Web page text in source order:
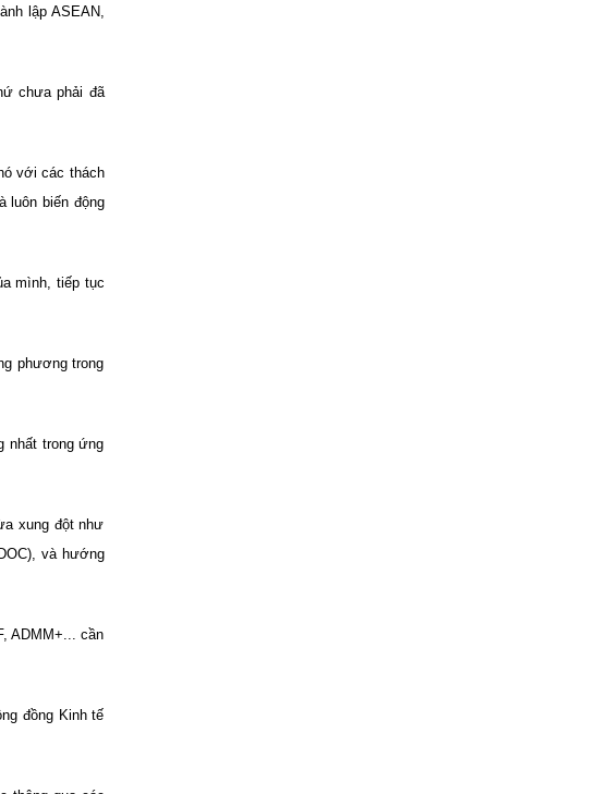
lập ASEAN,
chưa phải đã
với các thách
luôn biến động
mình, tiếp tục
phương trong
nhất trong ứng
xung đột như
và hướng
ADMM+... cần
đồng Kinh tế